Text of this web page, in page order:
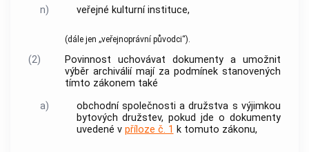
n) veřejné kulturní instituce,
(dále jen „veřejnoprávní původci“).
(2) Povinnost uchovávat dokumentya umožnit
výběr archiváliímají za podmínek stanovených
tímto zákonem také
a)
obchodní společnosti a družstva s výjimkou
bytových družstev, pokud jde o dokumenty
uvedené v příloze č. 1 k tomuto zákonu,